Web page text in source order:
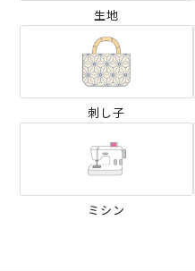
生地
刺し子
ミシン